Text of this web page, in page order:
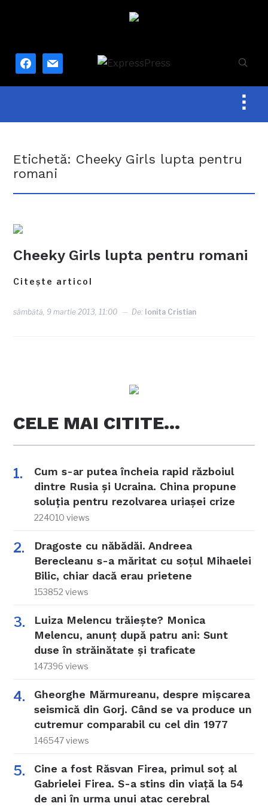
facebook
mail
Etichetă: Cheeky Girls lupta pentru
romani
Cheeky Girls lupta pentru romani
Citește articol
sâmbătă, 9 martie 2013, 11:00 De: Ionita Cristian
CELE MAI CITITE…
Cum s-ar putea încheia rapid războiul
dintre Rusia și Ucraina. China propune
soluția pentru rezolvarea uriașei crize
224010 views
Dragoste cu năbădăi. Andreea
Berecleanu s-a măritat cu soțul Mihaelei
Bilic, chiar dacă erau prietene
153852 views
Luiza Melencu trăiește? Monica
Melencu, anunț după patru ani: Sunt
duse în străinătate și traficate
147396 views
Gheorghe Mărmureanu, despre mișcarea
seismică din Gorj. Când se va produce un
cutremur comparabil cu cel din 1977
146547 views
Cine a fost Răsvan Firea, primul soț al
Gabrielei Firea. S-a stins din viață la 54
de ani în urma unui atac cerebral